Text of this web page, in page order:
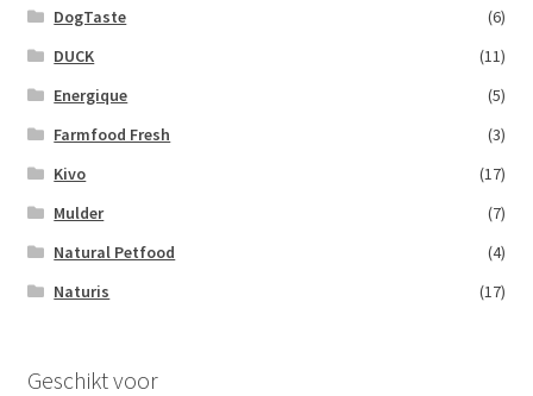
DogTaste
(6)
DUCK
(11)
Energique
(5)
Farmfood Fresh
(3)
Kivo
(17)
Mulder
(7)
Natural Petfood
(4)
Naturis
(17)
Geschikt voor